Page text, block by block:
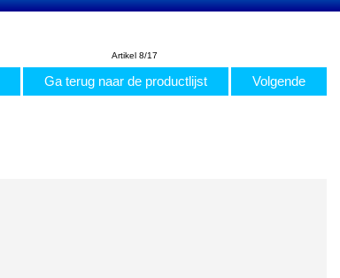
Artikel 8/17
Ga terug naar de productlijst Volgende